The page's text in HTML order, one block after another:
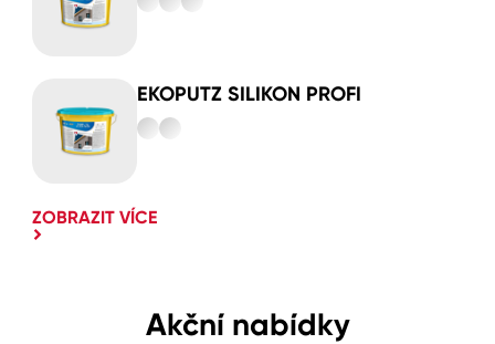
EKOPUTZ SILIKON PROFI
ZOBRAZIT VÍCE
Akční nabídky